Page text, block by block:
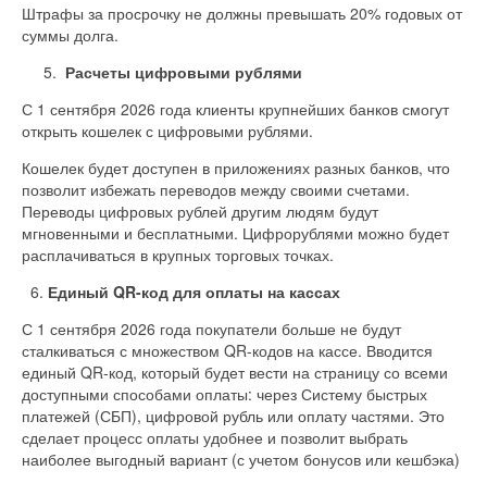
Штрафы за просрочку не должны превышать 20% годовых от
суммы долга.
5. Расчеты цифровыми рублями
С 1 сентября 2026 года клиенты крупнейших банков смогут
открыть кошелек с цифровыми рублями.
Кошелек будет доступен в приложениях разных банков, что
позволит избежать переводов между своими счетами.
Переводы цифровых рублей другим людям будут
мгновенными и бесплатными. Цифрорублями можно будет
расплачиваться в крупных торговых точках.
6. Единый QR-код для оплаты на кассах
С 1 сентября 2026 года покупатели больше не будут
сталкиваться с множеством QR-кодов на кассе. Вводится
единый QR-код, который будет вести на страницу со всеми
доступными способами оплаты: через Систему быстрых
платежей (СБП), цифровой рубль или оплату частями. Это
сделает процесс оплаты удобнее и позволит выбрать
наиболее выгодный вариант (с учетом бонусов или кешбэка)